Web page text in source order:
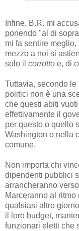
Infine, B.R. mi
ponendo "al di
mi fa sentire
mezzo a noi si
solo il corrotto e, di
Tuttavia, secondo
politici non è una
che questi abiti
effettivamente il
per questo o quello
Washington o nella
comune.
Non importa chi
dipendenti pubblici
arrancheranno
Marceranno al
qualsiasi altro
il loro budget,
funzionari eletti che